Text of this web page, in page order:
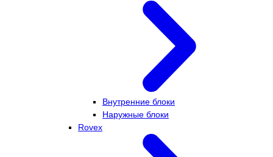
Внутренние блоки
Наружные блоки
Rovex